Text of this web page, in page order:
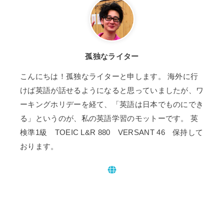
孤独なライター
こんにちは！孤独なライターと申します。 海外に行
けば英語が話せるようになると思っていましたが、ワ
ーキングホリデーを経て、「英語は日本でものにでき
る」というのが、私の英語学習のモットーです。 英
検準1級 TOEIC L&R 880 VERSANT 46 保持して
おります。